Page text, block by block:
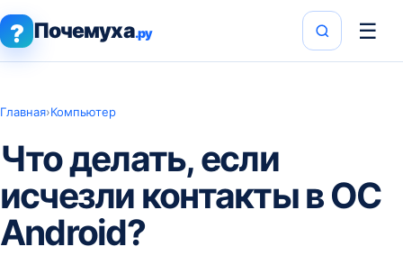
? Почемуха.ру ☰
Главная›Компьютер
Что делать, если
исчезли контакты в ОС
Android?